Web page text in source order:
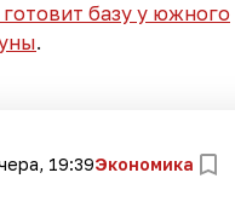
готовит базу у южного
.
19:39Экономика